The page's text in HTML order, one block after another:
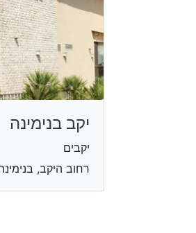
יקב בנימינה
יקבים
רחוב היקב,